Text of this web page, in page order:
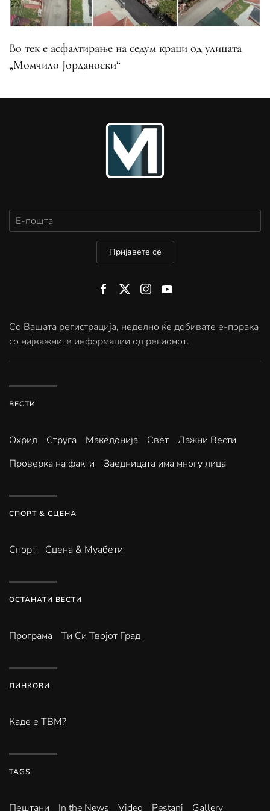
Во тек е асфалтирање на седум краци од улицата
„Момчило Јорданоски“
Пријавете се
Со Вашата регистрација, неделно ќе добивате е-порака
со најважните информации од регионот.
ВЕСТИ
Охрид Струга Македонија Свет
Лажни Вести
Проверка на факти
Заедницата има многу лица
СПОРТ & СЦЕНА
Спорт Сцена & Муабети
ОСТАНАТИ ВЕСТИ
Програма Ти Си Твојот Град
ЛИНКОВИ
Каде е ТВМ?
TAGS
Пештани In the News Video Pestani Gallery